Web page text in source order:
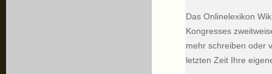
Das Onlinelexikon
Kongresses
mehr schreiben oder
letzten Zeit Ihre